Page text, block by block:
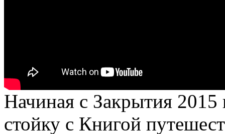
Начиная с Закрытия
стойку с Книгой